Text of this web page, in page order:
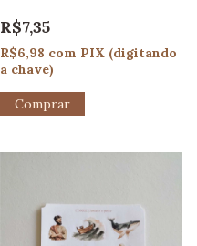
R$7,35
R$6,98 com PIX (digitando
a chave)